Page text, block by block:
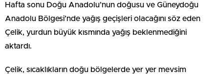
Hafta sonu Doğu Anadolu’nun doğusu ve Güneydoğu
Anadolu Bölgesi’nde yağış geçişleri olacağını söz eden
Çelik, yurdun büyük kısmında yağış beklenmediğini
aktardı.
Çelik, sıcaklıkların doğu bölgelerde yer yer mevsim